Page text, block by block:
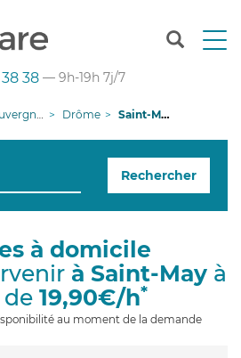
T
n
g
i
38 — 9h-19h 7j/7
Rhône-Alpes Drôme Saint-May
Rechercher
à domicile
à Saint-May à
19,90€/h*
au moment de la demande